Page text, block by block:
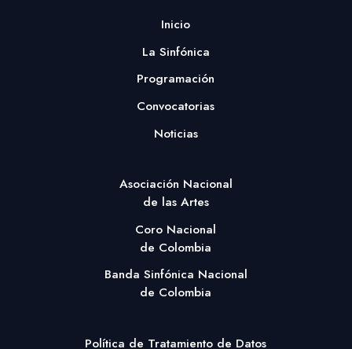
Inicio
La Sinfónica
Programación
Convocatorias
Noticias
Asociación Nacional
de las Artes
Coro Nacional
de Colombia
Banda Sinfónica Nacional
de Colombia
Política de Tratamiento de Datos